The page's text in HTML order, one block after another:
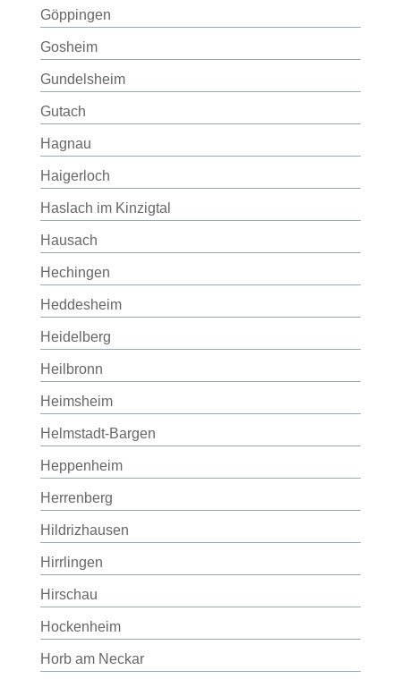
Göppingen
Gosheim
Gundelsheim
Gutach
Hagnau
Haigerloch
Haslach im Kinzigtal
Hausach
Hechingen
Heddesheim
Heidelberg
Heilbronn
Heimsheim
Helmstadt-Bargen
Heppenheim
Herrenberg
Hildrizhausen
Hirrlingen
Hirschau
Hockenheim
Horb am Neckar